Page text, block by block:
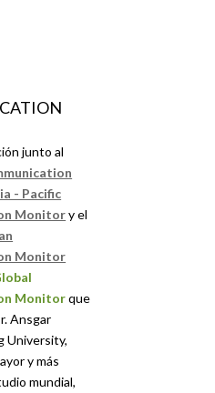
junto al
- Pacific
Monitory el
Monitor
Monitorque
Ansgar
University,
y más
mundial,